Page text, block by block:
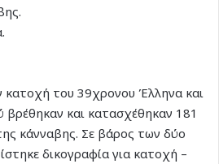
κατοχή του 39χρονου Έλληνα και
και κατασχέθηκαν 181
κάνναβης. Σε βάρος των δύο
δικογραφία για κατοχή –